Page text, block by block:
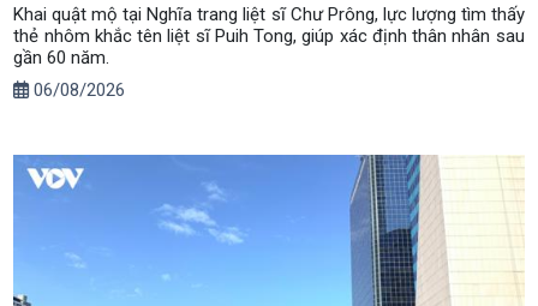
Khai quật mộ tại Nghĩa trang liệt sĩ Chư Prông, lực lượng tìm thấy
thẻ nhôm khắc tên liệt sĩ Puih Tong, giúp xác định thân nhân sau
gần 60 năm.
06/08/2026